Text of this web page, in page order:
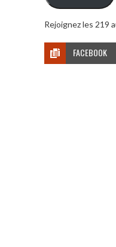
Rejoignez les 219
FACEBOOK